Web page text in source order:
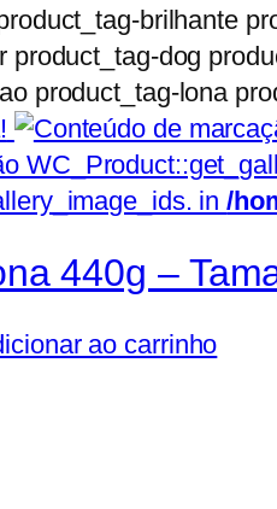
brilhante
product_tag-dog
product_tag-lona
in/
440g –
ao carrinho